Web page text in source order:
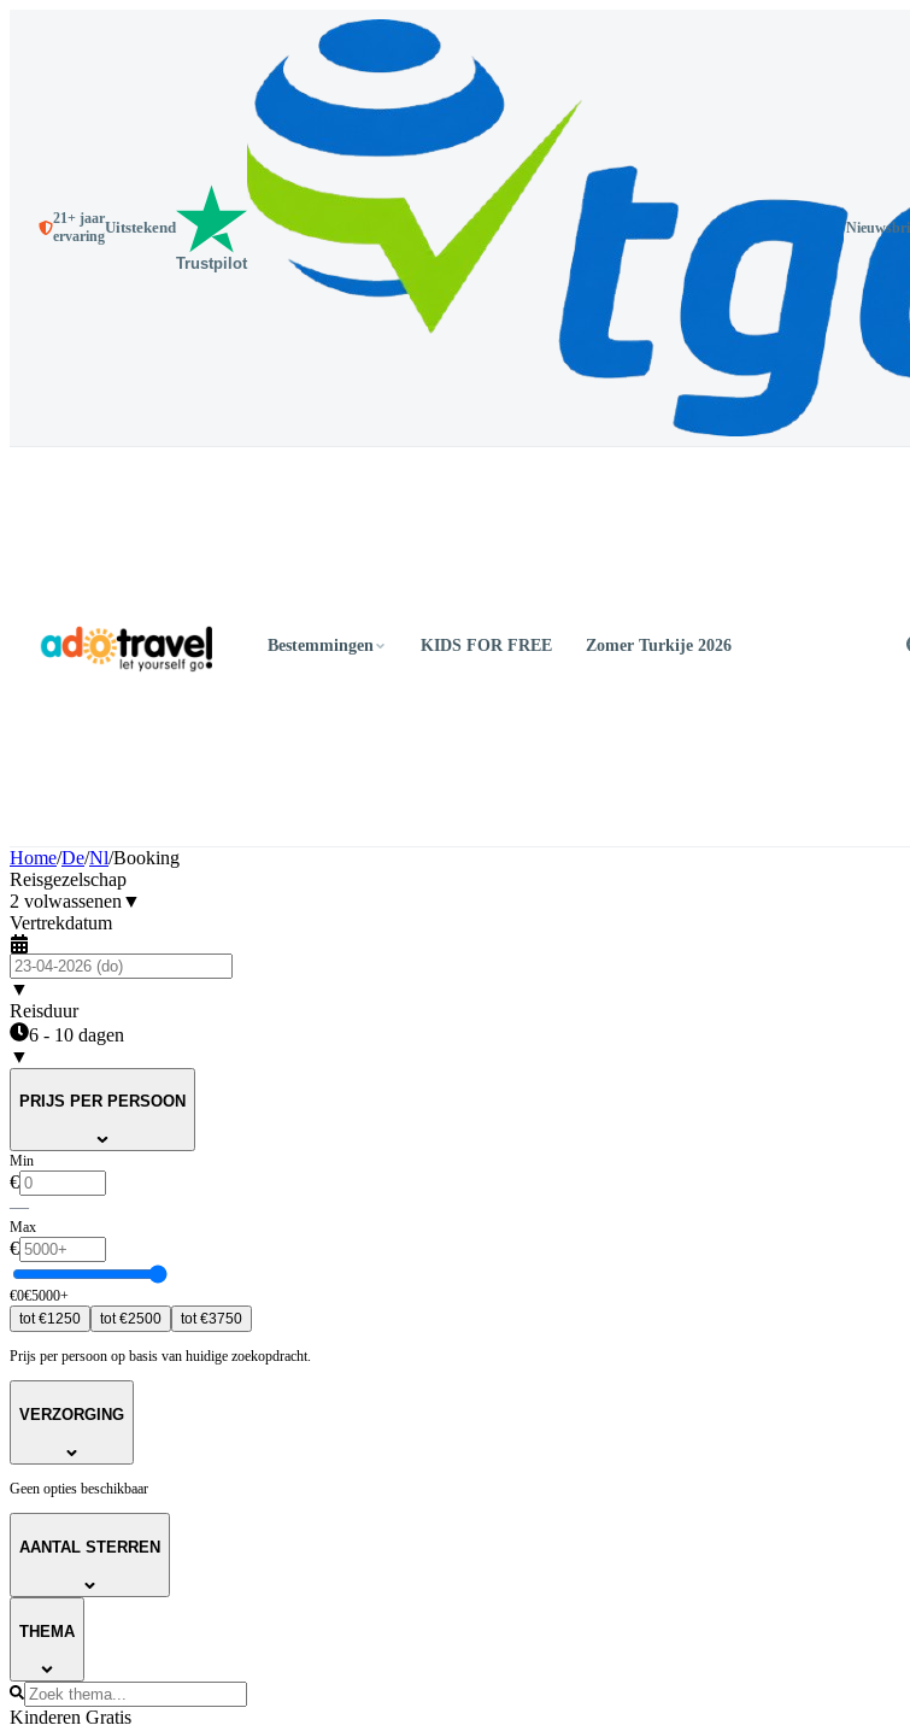
21+ jaar
ervaringUitstekend
Trustpilot
Bestemmingen KIDS FOR FREE Zomer Turkije 2026
Home/De/Nl/Booking
Reisgezelschap
2 volwassenen ▼
Vertrekdatum
▼
Reisduur
6 - 10 dagen
▼
PRIJS PER PERSOON
Min
€
—
Max
€
€0€5000+
tot€1250 tot€2500 tot€3750
Prijs per persoon op basis van huidige zoekopdracht.
VERZORGING
Geen opties beschikbaar
AANTAL STERREN
THEMA
Kinderen Gratis